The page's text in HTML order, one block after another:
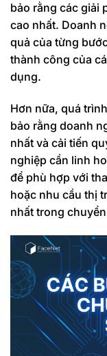
bảo rằng các giải
cao nhất. Doanh
quả của từng
thành công của
dụng.
Hơn nữa, quá
bảo rằng doanh
nhất và cải tiến
nghiệp cần linh
để phù hợp với
hoặc nhu cầu thị
nhất trong